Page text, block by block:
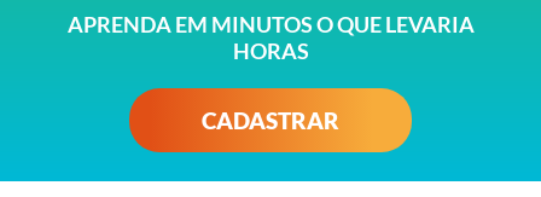
APRENDA EM MINUTOS O QUE LEVARIA
HORAS
CADASTRAR